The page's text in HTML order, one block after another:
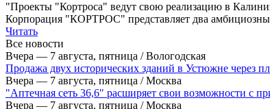
"Проекты "Кортроса" ведут свою реализацию в
Корпорация "КОРТРОС" представляет два
Читать
Все новости
Вчера — 7 августа, пятница / Вологодская
Продажа двух исторических зданий в Устюжне через
Вчера — 7 августа, пятница / Москва
"Aптечная сеть 36,6" расширяет свои возможности с
Вчера — 7 августа, пятница / Москва